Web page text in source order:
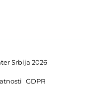
Srbija 2026
GDPR